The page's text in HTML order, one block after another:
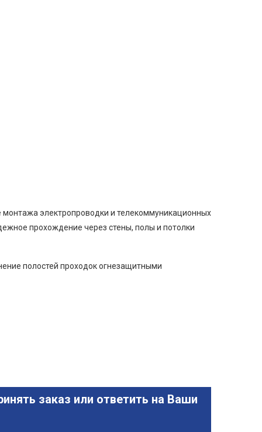
электропроводки и телекоммуникационных
прохождение через стены, полы и потолки
полостей проходок огнезащитными
заказ или ответить на Ваши